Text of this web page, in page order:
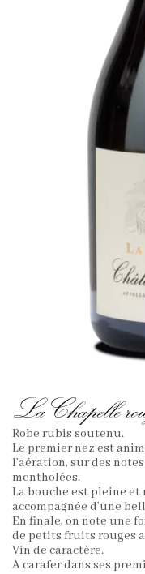
La Chapelle
Robe rubis soutenu.
Le premier nez est
l’aération, sur des
mentholées.
La bouche est pleine
accompagnée d’une
En finale, on note une
de petits fruits rouges
Vin de caractère.
A carafer dans ses